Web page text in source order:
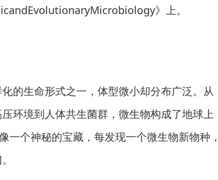
》上。
的生命形式之一，体型微小却分布广泛。从
环境到人体共生菌群，微生物构成了地球上
一个神秘的宝藏，每发现一个微生物新物种，